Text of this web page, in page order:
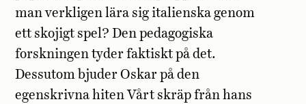
man verkligen lära sig italienska genom
ett skojigt spel? Den pedagogiska
forskningen tyder faktiskt på det.
Dessutom bjuder Oskar på den
egenskrivna hiten Vårt skräp från hans